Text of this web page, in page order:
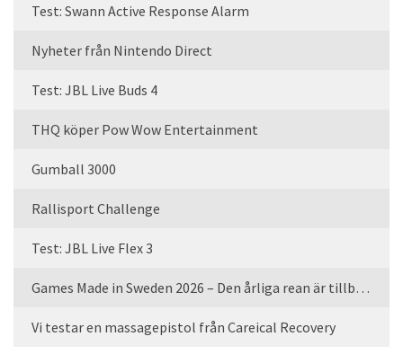
Test: Swann Active Response Alarm
Nyheter från Nintendo Direct
Test: JBL Live Buds 4
THQ köper Pow Wow Entertainment
Gumball 3000
Rallisport Challenge
Test: JBL Live Flex 3
Games Made in Sweden 2026 – Den årliga rean är tillbaka
Vi testar en massagepistol från Careical Recovery